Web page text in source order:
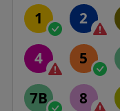
1 2
4 5
7B 8